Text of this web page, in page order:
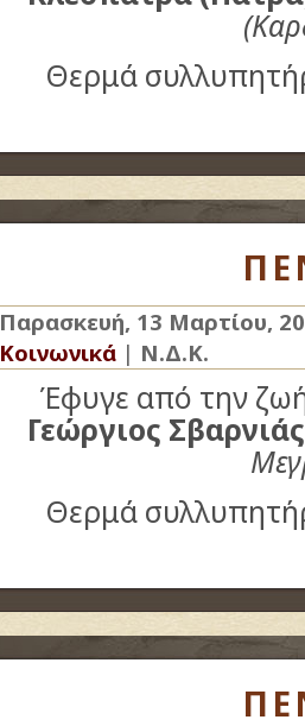
Θερμά
Παρασκευή, 13 Μαρτίου,
Κοινωνικά | Ν.Δ.Κ.
Έφυγε από την
Γεώργιος Σβαρνιάς
Θερμά